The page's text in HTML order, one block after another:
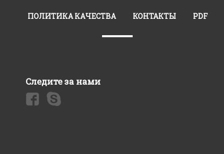
ПОЛИТИКА КАЧЕСТВА КОНТАКТЫ PDF
Следите за нами